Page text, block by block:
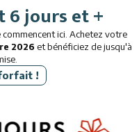
6 jours et +
ici. Achetez votre
2026 et bénéficiez de jusqu'à
!